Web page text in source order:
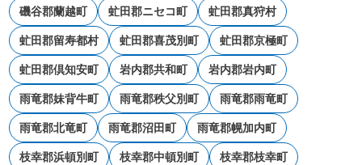
磯谷郡蘭越町 虻田郡ニセコ町 虻田郡真狩村
虻田郡留寿都村 虻田郡喜茂別町 虻田郡京極町
虻田郡倶知安町 岩内郡共和町 岩内郡岩内町
雨竜郡妹背牛町 雨竜郡秩父別町 雨竜郡雨竜町
雨竜郡北竜町 雨竜郡沼田町 雨竜郡幌加内町
枝幸郡浜頓別町 枝幸郡中頓別町 枝幸郡枝幸町